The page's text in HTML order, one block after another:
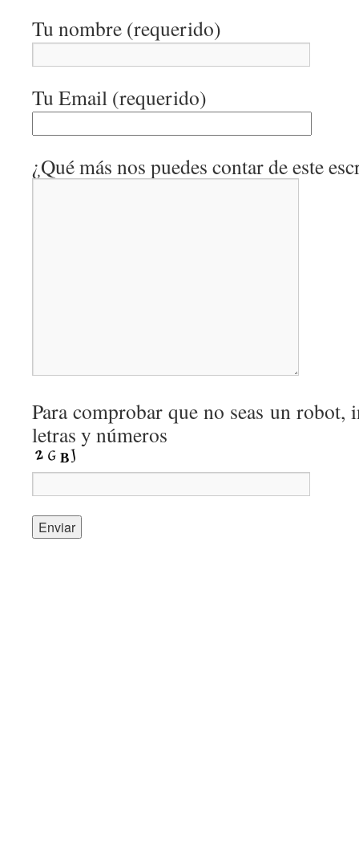
Tu nombre (requerido)
Tu Email (requerido)
¿Qué más nos puedes contar de este
Para comprobar que no seas un robot,
letras y números